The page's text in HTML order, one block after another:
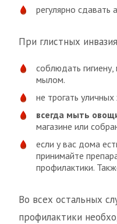
регулярно сдавать
При глистных
соблюдать
мылом.
не трогать
всегда мыть
магазине или
если у вас дома
принимайте
профилактики.
Во всех остальных
профилактики